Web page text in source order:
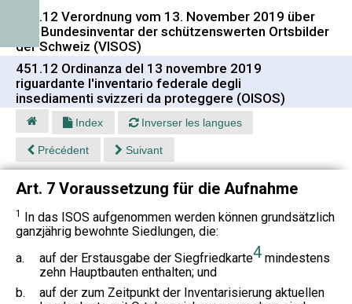
451.12 Verordnung vom 13. November 2019 über
das Bundesinventar der schützenswerten Ortsbilder
der Schweiz (VISOS)
451.12 Ordinanza del 13 novembre 2019
riguardante l'inventario federale degli
insediamenti svizzeri da proteggere (OISOS)
Index Inverser les langues
Précédent Suivant
Art. 7 Voraussetzung für die Aufnahme
1 In das ISOS aufgenommen werden können grundsätzlich
ganzjährig bewohnte Siedlungen, die:
a.
auf der Erstausgabe der Siegfriedkarte4 mindestens
zehn Hauptbauten enthalten; und
b.
auf der zum Zeitpunkt der Inventarisierung aktuellen